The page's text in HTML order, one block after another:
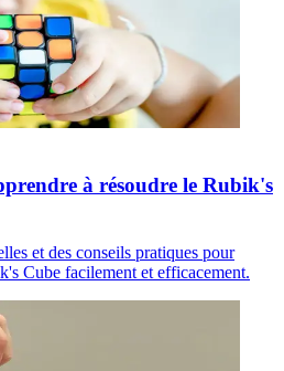
à résoudre le Rubik's
et des conseils pratiques pour
Cube facilement et efficacement.